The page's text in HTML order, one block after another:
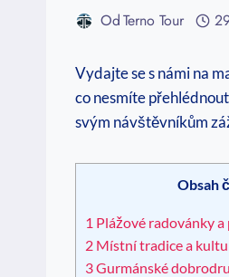
OdTerno Tour
Vydajte se s námi na
co nesmíte
svým návštěvníkům
Obsah
1 Plážové radovánky
2 Místní tradice a
3Gurmánské